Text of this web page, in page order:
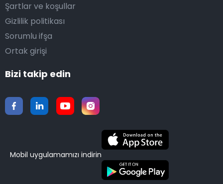
Şartlar ve koşullar
Gizlilik politikası
Sorumlu ifşa
Ortak girişi
Bizi takip edin
Mobil uygulamamızı indirin